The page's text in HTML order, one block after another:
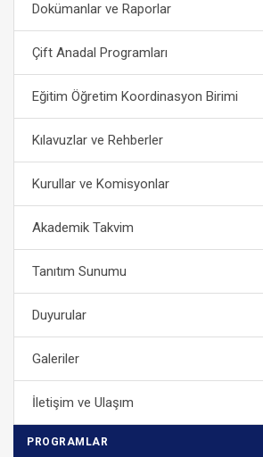
Dokümanlar ve Raporlar
Çift Anadal Programları
Eğitim Öğretim Koordinasyon Birimi
Kılavuzlar ve Rehberler
Kurullar ve Komisyonlar
Akademik Takvim
Tanıtım Sunumu
Duyurular
Galeriler
İletişim ve Ulaşım
PROGRAMLAR